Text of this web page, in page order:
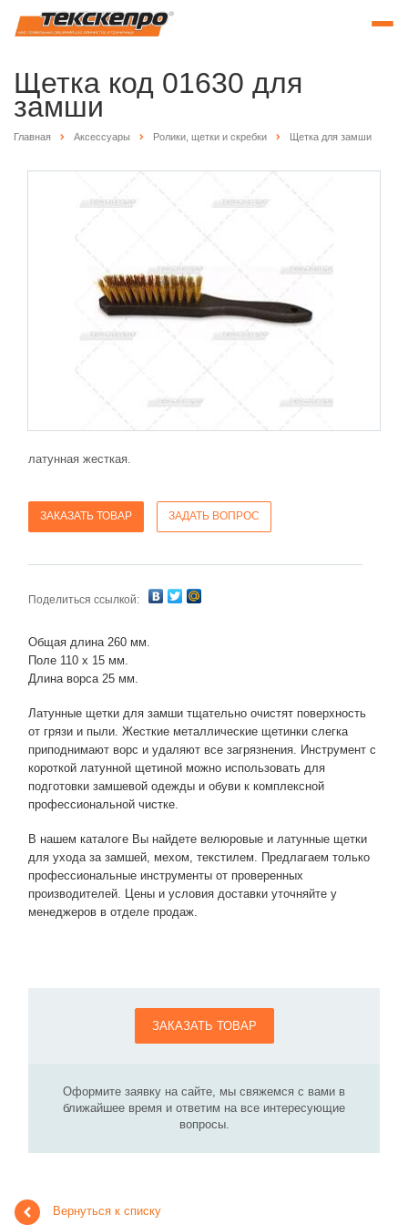
Щетка код 01630 для
замши
Главная Аксессуары Ролики, щетки и скребки Щетка для замши
латунная жесткая.
ЗАКАЗАТЬ ТОВАР ЗАДАТЬ ВОПРОС
Поделиться ссылкой:
Общая длина 260 мм.
Поле 110 х 15 мм.
Длина ворса 25 мм.
Латунные щетки для замши тщательно очистят поверхность
от грязи и пыли. Жесткие металлические щетинки слегка
приподнимают ворс и удаляют все загрязнения. Инструмент с
короткой латунной щетиной можно использовать для
подготовки замшевой одежды и обуви к комплексной
профессиональной чистке.
В нашем каталоге Вы найдете велюровые и латунные щетки
для ухода за замшей, мехом, текстилем. Предлагаем только
профессиональные инструменты от проверенных
производителей. Цены и условия доставки уточняйте у
менеджеров в отделе продаж.
ЗАКАЗАТЬ ТОВАР
Оформите заявку на сайте, мы свяжемся с вами в
ближайшее время и ответим на все интересующие
вопросы.
Вернуться к списку